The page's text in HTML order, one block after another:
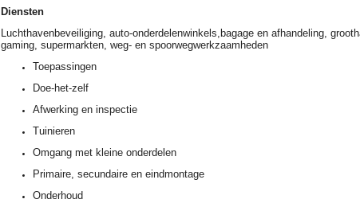
Diensten
Luchthavenbeveiliging, auto-onderdelenwinkels, bagage en afhandeling,
gaming, supermarkten, weg- en spoorwegwerkzaamheden
Toepassingen
Doe-het-zelf
Afwerking en inspectie
Tuinieren
Omgang met kleine onderdelen
Primaire, secundaire en eindmontage
Onderhoud